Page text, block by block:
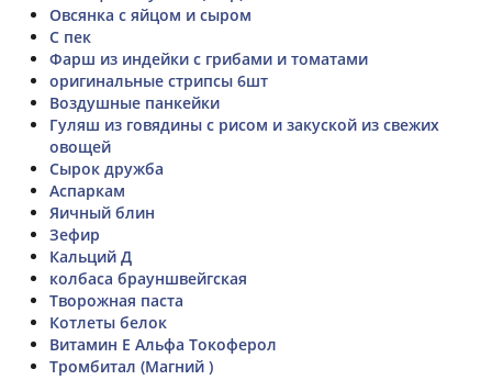
Овсянка с яйцом и сыром
С пек
Фарш из индейки с грибами и томатами
оригинальные стрипсы 6шт
Воздушные панкейки
Гуляш из говядины с рисом и закуской из свежих
овощей
Сырок дружба
Аспаркам
Яичный блин
Зефир
Кальций Д
колбаса брауншвейгская
Творожная паста
Котлеты белок
Витамин Е Альфа Токоферол
Тромбитал (Магний )